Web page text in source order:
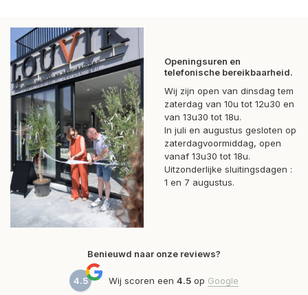
Openingsuren en
telefonische bereikbaarheid.
Wij zijn open van dinsdag tem
zaterdag van 10u tot 12u30 en
van 13u30 tot 18u.
In juli en augustus gesloten op
zaterdagvoormiddag, open
vanaf 13u30 tot 18u.
Uitzonderlijke sluitingsdagen :
1 en 7 augustus.
Benieuwd naar onze reviews?
4.5 Wij scoren een 4.5 op Google